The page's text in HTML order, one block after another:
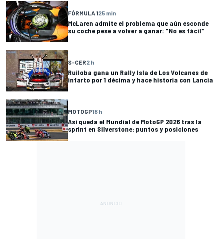
FÓRMULA 125 min
McLaren admite el problema que aún esconde
su coche pese a volver a ganar: "No es fácil"
S-CER2 h
Ruiloba gana un Rally Isla de Los Volcanes de
infarto por 1 décima y hace historia con Lancia
MOTOGP18 h
Así queda el Mundial de MotoGP 2026 tras la
sprint en Silverstone: puntos y posiciones